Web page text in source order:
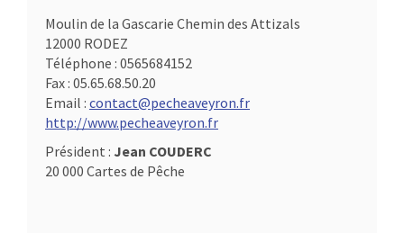
Moulin de la Gascarie Chemin des Attizals
12000 RODEZ
Téléphone : 0565684152
Fax : 05.65.68.50.20
Email : contact@pecheaveyron.fr
http://www.pecheaveyron.fr
Président : Jean COUDERC
20 000 Cartes de Pêche